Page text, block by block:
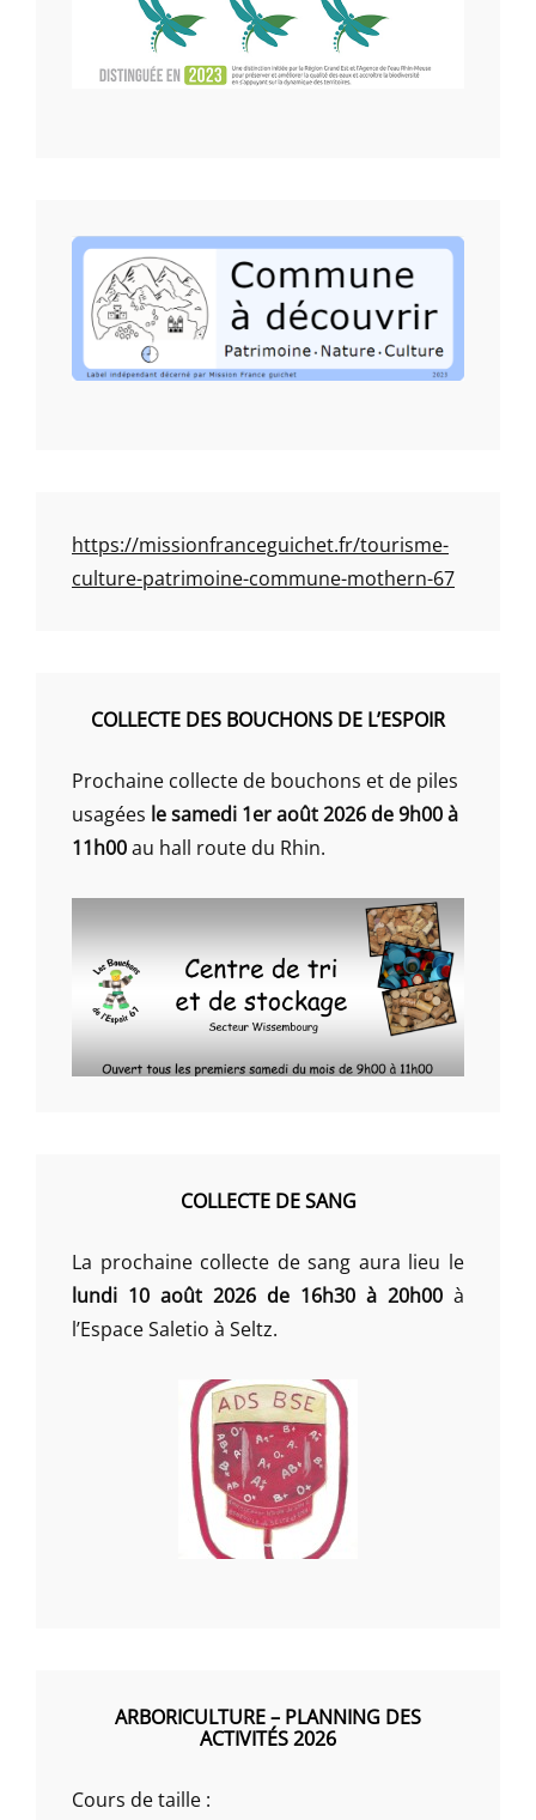
https://missionfranceguichet.fr/tourisme-
culture-patrimoine-commune-mothern-67
COLLECTE DES BOUCHONS DE L’ESPOIR
Prochaine collecte de bouchons et de piles
usagées le samedi 1er août 2026 de 9h00 à
11h00au hall route du Rhin.
COLLECTE DE SANG
La prochaine collecte de sang aura lieu le
lundi 10 août 2026 de 16h30 à 20h00 à
l’Espace Saletio à Seltz.
ARBORICULTURE – PLANNING DES
ACTIVITÉS 2026
Cours de taille :